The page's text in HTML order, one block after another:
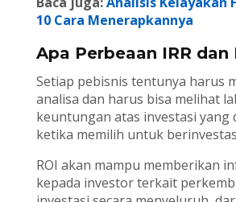
10 Cara Menerapkannya
Apa Perbeaan IRR dan
Setiap pebisnis tentunya harus
analisa dan harus bisa melihat
keuntungan atas investasi yang
ketika memilih untuk
ROI akan mampu memberikan
kepada investor terkait